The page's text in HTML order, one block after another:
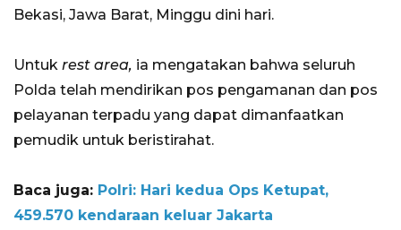
Bekasi, Jawa Barat, Minggu dini hari.
Untuk rest area, ia mengatakan bahwa seluruh
Polda telah mendirikan pos pengamanan dan pos
pelayanan terpadu yang dapat dimanfaatkan
pemudik untuk beristirahat.
Baca juga: Polri: Hari kedua Ops Ketupat,
459.570 kendaraan keluar Jakarta